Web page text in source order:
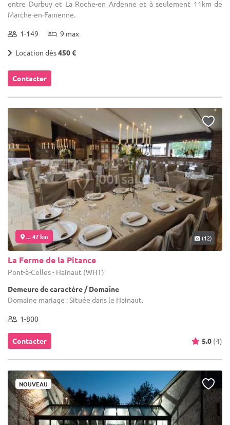
entre Durbuy et La Roche-en Ardenne et à seulement 11km de
Marche-en-Famenne.
1-149 9 max
Location dès450 €
Contacter
... 47 km (12)
La Ferme de la Pitance
Pont-à-Celles - Hainaut (WHT)
Demeure de caractère / Domaine
Domaine mariage : Située dans le Hainaut.
1-800
Contacter 5.0 (4)
NOUVEAU